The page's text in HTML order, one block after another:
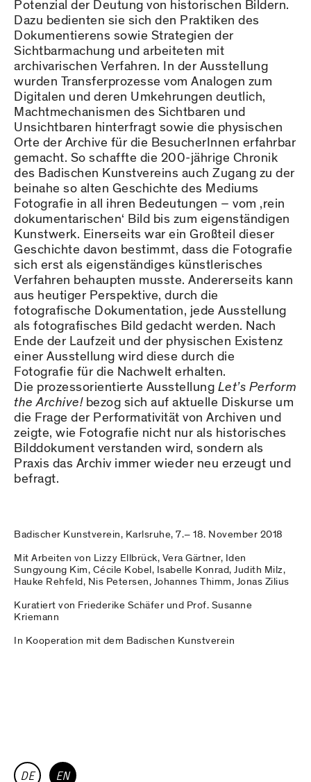
Potenzial der Deutung von historischen Bildern.
Dazu bedienten sie sich den Praktiken des
Dokumentierens sowie Strategien der
Sichtbarmachung und arbeiteten mit
archivarischen Verfahren. In der Ausstellung
wurden Transferprozesse vom Analogen zum
Digitalen und deren Umkehrungen deutlich,
Machtmechanismen des Sichtbaren und
Unsichtbaren hinterfragt sowie die physischen
Orte der Archive für die BesucherInnen erfahrbar
gemacht. So schaffte die 200-jährige Chronik
des Badischen Kunstvereins auch Zugang zu der
beinahe so alten Geschichte des Mediums
Fotografie in all ihren Bedeutungen – vom ‚rein
dokumentarischen‘ Bild bis zum eigenständigen
Kunstwerk. Einerseits war ein Großteil dieser
Geschichte davon bestimmt, dass die Fotografie
sich erst als eigenständiges künstlerisches
Verfahren behaupten musste. Andererseits kann
aus heutiger Perspektive, durch die
fotografische Dokumentation, jede Ausstellung
als fotografisches Bild gedacht werden. Nach
Ende der Laufzeit und der physischen Existenz
einer Ausstellung wird diese durch die
Fotografie für die Nachwelt erhalten.
Die prozessorientierte Ausstellung Let’s Perform
the Archive!bezog sich auf aktuelle Diskurse um
die Frage der Performativität von Archiven und
zeigte, wie Fotografie nicht nur als historisches
Bilddokument verstanden wird, sondern als
Praxis das Archiv immer wieder neu erzeugt und
befragt.
Badischer Kunstverein, Karlsruhe, 7.– 18. November 2018
Mit Arbeiten von Lizzy Ellbrück, Vera Gärtner, Iden
Sungyoung Kim, Cécile Kobel, Isabelle Konrad, Judith Milz,
Hauke Rehfeld, Nis Petersen, Johannes Thimm, Jonas Zilius
Kuratiert von Friederike Schäfer und Prof. Susanne
Kriemann
In Kooperation mit dem Badischen Kunstverein
DE EN